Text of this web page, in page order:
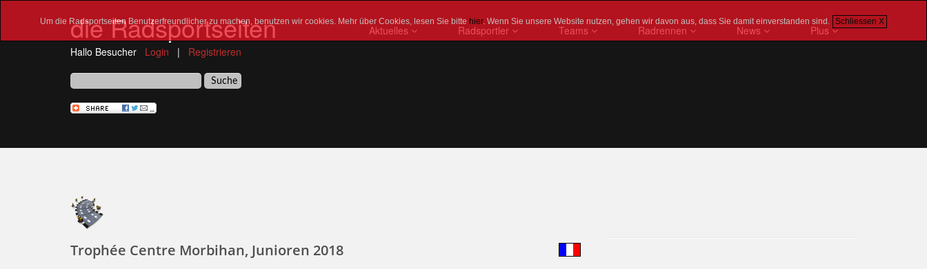
Um die Radsportseiten Benutzerfreundlicher zu machen, benutzen wir cookies. Mehr über Cookies, lesen Sie bitte hier. Wenn Sie unsere Website nutzen, gehen wir davon aus, dass Sie damit einverstanden sind. Schliessen X
die Radsportseiten
Hallo Besucher Login | Registrieren
Aktuelles Radsportler Teams Radrennen News Plus
Trophée Centre Morbihan, Junioren 2018